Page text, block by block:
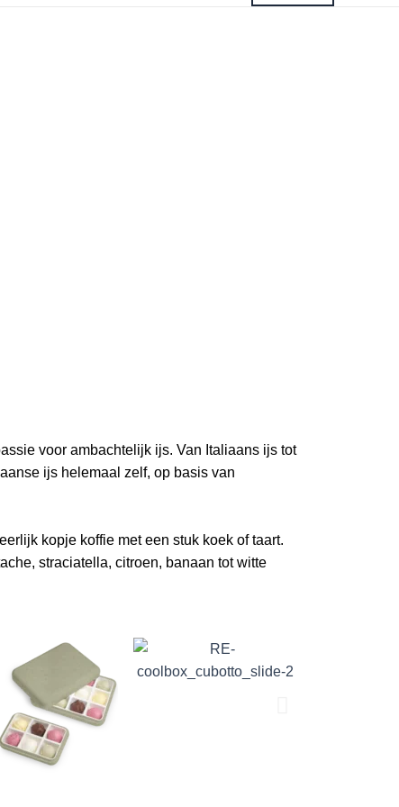
voor ambachtelijk ijs. Van Italiaans ijs tot
ijs helemaal zelf, op basis van
kopje koffie met een stuk koek of taart.
straciatella, citroen, banaan tot witte